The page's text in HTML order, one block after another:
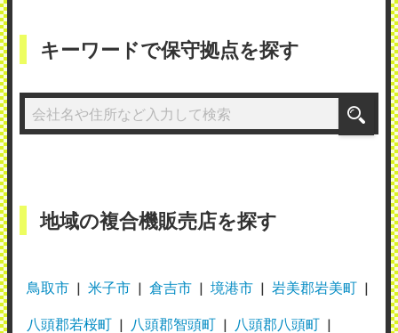
キーワードで保守拠点を探す
地域の複合機販売店を探す
鳥取市 米子市 倉吉市 境港市 岩美郡岩美町
八頭郡若桜町 八頭郡智頭町 八頭郡八頭町